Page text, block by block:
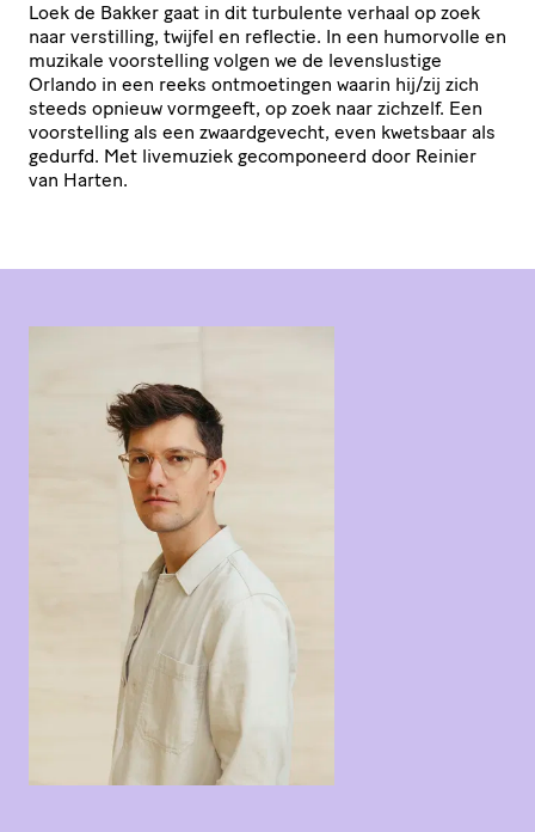
Loek de Bakker gaat in dit turbulente verhaal op zoek
naar verstilling, twijfel en reflectie. In een humorvolle en
muzikale voor­stel­ling volgen we de levens­lus­tige
Orlando in een reeks ontmoe­tingen waarin hij/​zij zich
steeds opnieuw vormgeeft, op zoek naar zichzelf. Een
voor­stel­ling als een zwaard­ge­vecht, even kwetsbaar als
gedurfd. Met livemuziek gecom­po­neerd door Reinier
van Harten.